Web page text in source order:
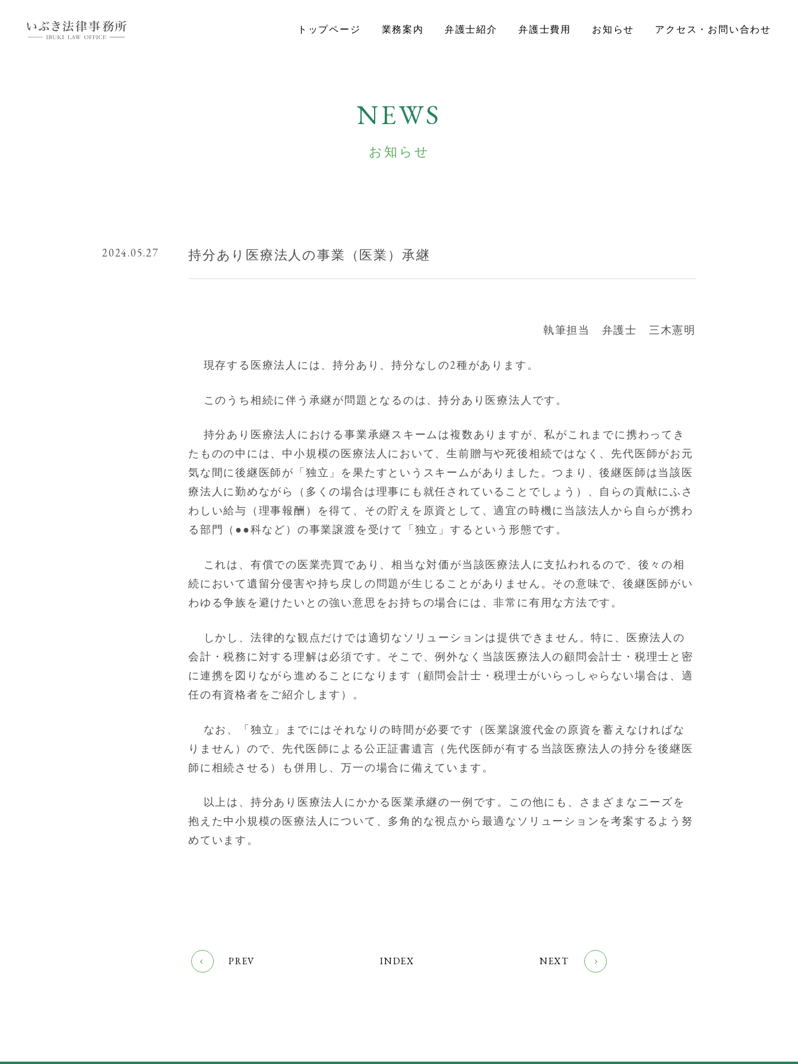
トップページ 業務案内 弁護士紹介 弁護士費用 お知らせ アクセス・お問い合わせ
NEWS
お知らせ
2024.05.27 持分あり医療法人の事業（医業）承継
執筆担当 弁護士 三木憲明
現存する医療法人には、持分あり、持分なしの2種があります。
このうち相続に伴う承継が問題となるのは、持分あり医療法人です。
持分あり医療法人における事業承継スキームは複数ありますが、私がこれまでに携わってき
たものの中には、中小規模の医療法人において、生前贈与や死後相続ではなく、先代医師がお元
気な間に後継医師が「独立」を果たすというスキームがありました。つまり、後継医師は当該医
療法人に勤めながら（多くの場合は理事にも就任されていることでしょう）、自らの貢献にふさ
わしい給与（理事報酬）を得て、その貯えを原資として、適宜の時機に当該法人から自らが携わ
る部門（●●科など）の事業譲渡を受けて「独立」するという形態です。
これは、有償での医業売買であり、相当な対価が当該医療法人に支払われるので、後々の相
続において遺留分侵害や持ち戻しの問題が生じることがありません。その意味で、後継医師がい
わゆる争族を避けたいとの強い意思をお持ちの場合には、非常に有用な方法です。
しかし、法律的な観点だけでは適切なソリューションは提供できません。特に、医療法人の
会計・税務に対する理解は必須です。そこで、例外なく当該医療法人の顧問会計士・税理士と密
に連携を図りながら進めることになります（顧問会計士・税理士がいらっしゃらない場合は、適
任の有資格者をご紹介します）。
なお、「独立」までにはそれなりの時間が必要です（医業譲渡代金の原資を蓄えなければな
りません）ので、先代医師による公正証書遺言（先代医師が有する当該医療法人の持分を後継医
師に相続させる）も併用し、万一の場合に備えています。
以上は、持分あり医療法人にかかる医業承継の一例です。この他にも、さまざまなニーズを
抱えた中小規模の医療法人について、多角的な視点から最適なソリューションを考案するよう努
めています。
PREV INDEX NEXT